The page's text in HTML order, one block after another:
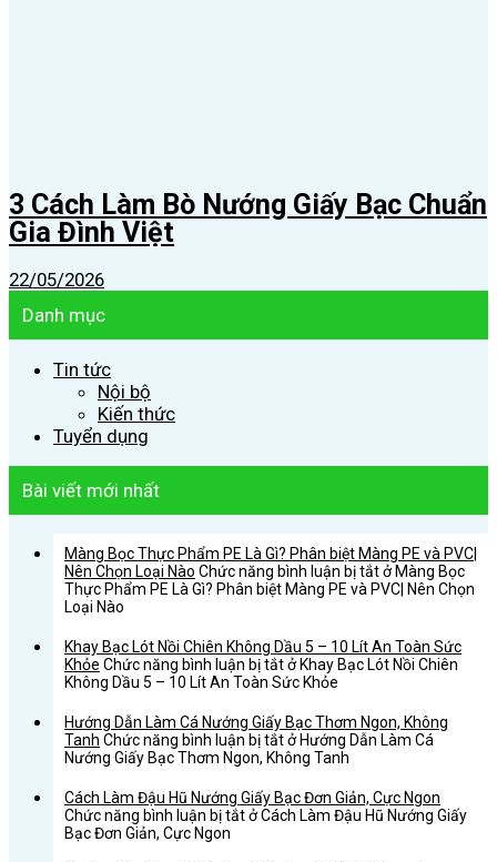
3 Cách Làm Bò Nướng Giấy Bạc Chuẩn
Gia Đình Việt
22/05/2026
Danh mục
Tin tức
Nội bộ
Kiến thức
Tuyển dụng
Bài viết mới nhất
Màng Bọc Thực Phẩm PE Là Gì? Phân biệt Màng PE và PVC|
Nên Chọn Loại Nào Chức năng bình luận bị tắtở Màng Bọc
Thực Phẩm PE Là Gì? Phân biệt Màng PE và PVC| Nên Chọn
Loại Nào
Khay Bạc Lót Nồi Chiên Không Dầu 5 – 10 Lít An Toàn Sức
Khỏe Chức năng bình luận bị tắtở Khay Bạc Lót Nồi Chiên
Không Dầu 5 – 10 Lít An Toàn Sức Khỏe
Hướng Dẫn Làm Cá Nướng Giấy Bạc Thơm Ngon, Không
Tanh Chức năng bình luận bị tắtở Hướng Dẫn Làm Cá
Nướng Giấy Bạc Thơm Ngon, Không Tanh
Cách Làm Đậu Hũ Nướng Giấy Bạc Đơn Giản, Cực Ngon
Chức năng bình luận bị tắtở Cách Làm Đậu Hũ Nướng Giấy
Bạc Đơn Giản, Cực Ngon